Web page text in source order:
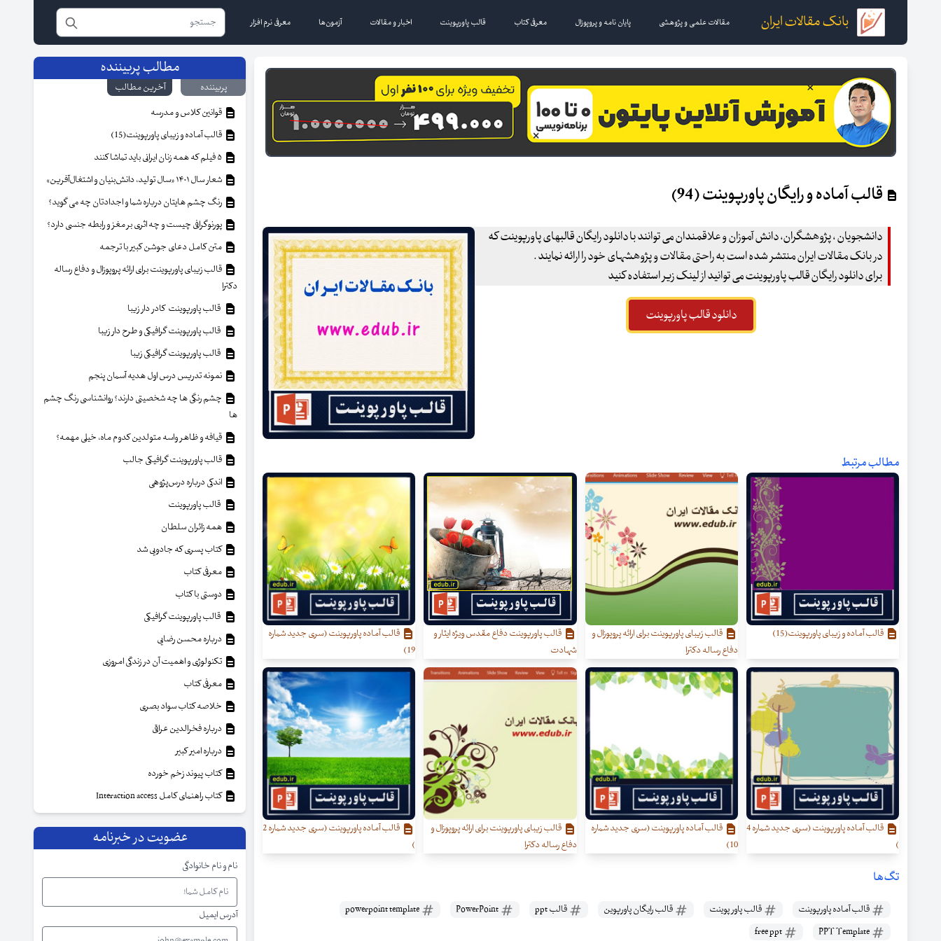
بانک مقالات ایران مقالات علمی و پژوهشی پایان نامه و پروپوزال معرفی کتاب قالب پاورپوینت اخبار و مقالات آزمون‌ها معرفی نرم افزار
قالب آماده و رایگان پاورپوینت (94)
دانشجویان ، پژوهشگران، دانش آموزان و علاقمندان می توانند با دانلود رایگان قالبهای پاورپوینت که
در بانک مقالات ایران منتشر شده است به راحتی مقالات و پژوهشهای خود را ارائه نمایند .
برای دانلود رایگان قالب پاورپوینت می توانید از لینک زیر استفاده کنید
دانلود قالب پاورپوینت
مطالب مرتبط
قالب آماده و زیبای پاورپوینت(15)
قالب زیبای پاورپوینت برای ارائه پروپوزال و
دفاع رساله دکترا
قالب پاورپوینت دفاع مقدس ویژه ایثار و
شهادت
قالب آماده پاورپوینت (سری جدید شماره
19)
قالب آماده پاورپوینت (سری جدید شماره 4
)
قالب آماده پاورپوینت (سری جدید شماره
10)
قالب زیبای پاورپوینت برای ارائه پروپوزال و
دفاع رساله دکترا
قالب آماده پاورپوینت (سری جدید شماره 2
)
تگ‌ها
قالب آماده پاورپوینت قالب پاور پوینت قالب رایگان پاورپوین قالب ppt
مطالب پربیننده
پربیننده
آخرین مطالب
قوانین کلاس و مدرسه
قالب آماده و زیبای پاورپوینت(15)
شعار سال ۱۴۰۱ «سال تولید، دانش‌بنیان و اشتغال‌آفرین»
رنگ چشم هایتان درباره شما و اجدادتان چه می گوید؟
پورنوگرافی چیست و چه اثری بر مغز و رابطه جنسی دارد؟
متن کامل دعای جوشن کبیر با ترجمه
قالب زیبای پاورپوینت برای ارائه پروپوزال و دفاع رساله
دکترا
قالب پاورپوینت کادر دار زیبا
قالب پاورپوینت گرافیکی و طرح دار زیبا
قالب پاورپوینت گرافیکی زیبا
نمونه تدریس درس اول هدیه آسمان پنجم
چشم رنگی ها چه شخصیتی دارند؟ روانشناسی رنگ چشم
ها
قیافه و ظاهر واسه متولدین کدوم ماه، خیلی مهمه؟
قالب پاورپوینت گرافیکی جالب
اندکی درباره درس‌پژوهی
قالب پاورپوینت
همه زائران سلطان
کتاب پسری که جادویی شد
معرفی کتاب
دوستی با کتاب
قالب پاورپوینت گرافیکی
درباره محسن رضایی
تکنولوژی و اهمیت آن در زندگی امروزی
معرفی کتاب
خلاصه کتاب سواد بصری
درباره فخرالدین عراقی
درباره امیر کبیر
کتاب پیوند زخم خورده
کتاب راهنمای کامل Interaction access
عضویت در خبرنامه
نام و نام خانوادگی
آدرس ایمیل